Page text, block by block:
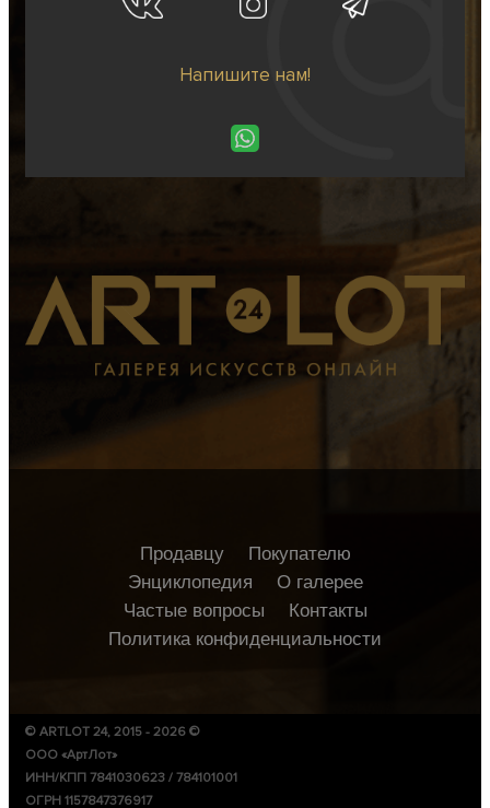
Напишите нам!
Продавцу
Покупателю
Энциклопедия
О галерее
Частые вопросы
Контакты
Политика конфиденциальности
© ARTLOT 24, 2015 - 2026 ©
ООО «АртЛот»
ИНН/КПП 7841030623 / 784101001
ОГРН 1157847376917